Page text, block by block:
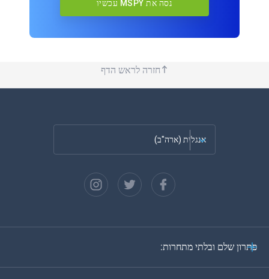
נסה את MSPY עכשיו
חזרה לראש הדף
אנגלית (ארה"ב)
גרמנית
פתרון שלם ובלתי מתחרות: